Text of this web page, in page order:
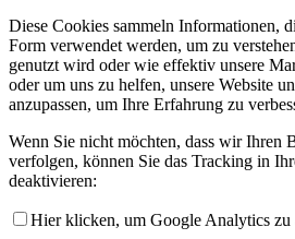
Diese Cookies sammeln Informationen,
Form verwendet werden, um zu
genutzt wird oder wie effektiv unsere
oder um uns zu helfen, unsere Website
anzupassen, um Ihre Erfahrung zu
Wenn Sie nicht möchten, dass wir Ihren
verfolgen, können Sie das Tracking in
deaktivieren:
Hier klicken, um Google Analytics zu